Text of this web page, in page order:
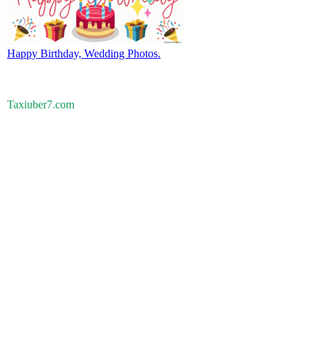
Happy Birthday, Wedding Photos.
Taxiuber7.com